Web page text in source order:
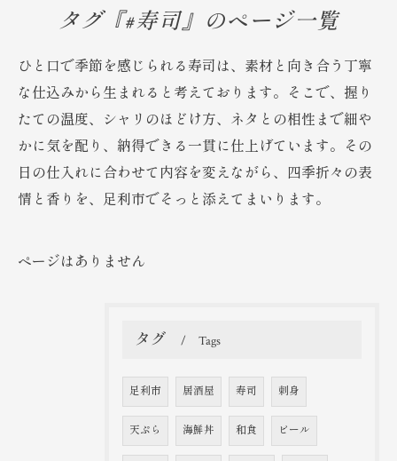
タグ『#寿司』のページ一覧
ひと口で季節を感じられる寿司は、素材と向き合う丁寧
な仕込みから生まれると考えております。そこで、握り
たての温度、シャリのほどけ方、ネタとの相性まで細や
かに気を配り、納得できる一貫に仕上げています。その
日の仕入れに合わせて内容を変えながら、四季折々の表
情と香りを、足利市でそっと添えてまいります。
ページはありません
タグ Tags
足利市 居酒屋 寿司 刺身
天ぷら 海鮮丼 和食 ビール